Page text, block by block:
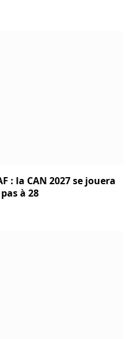
: la CAN 2027 se jouera
à 28